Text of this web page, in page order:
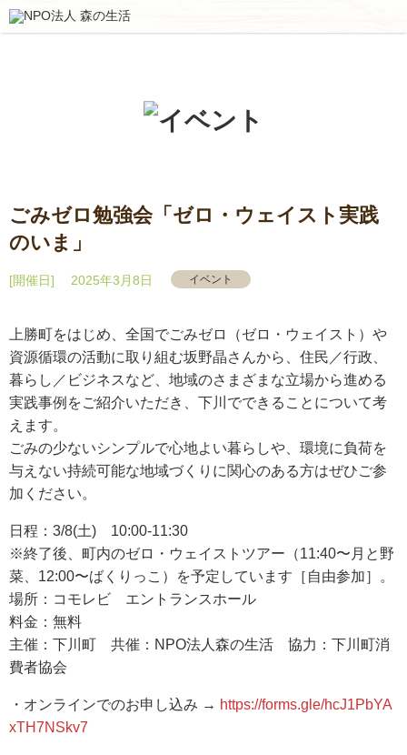
ごみゼロ勉強会「ゼロ・ウェイスト実践
のいま」
[開催日] 2025年3月8日 イベント
上勝町をはじめ、全国でごみゼロ（ゼロ・ウェイスト）や
資源循環の活動に取り組む坂野晶さんから、住民／行政、
暮らし／ビジネスなど、地域のさまざまな立場から進める
実践事例をご紹介いただき、下川でできることについて考
えます。
ごみの少ないシンプルで心地よい暮らしや、環境に負荷を
与えない持続可能な地域づくりに関心のある方はぜひご参
加ください。
日程：3/8(土) 10:00-11:30
※終了後、町内のゼロ・ウェイストツアー（11:40〜月と野
菜、12:00〜ばくりっこ）を予定しています［自由参加］。
場所：コモレビ エントランスホール
料金：無料
主催：下川町 共催：NPO法人森の生活 協力：下川町消
費者協会
・オンラインでのお申し込み → https://forms.gle/hcJ1PbYA
xTH7NSkv7